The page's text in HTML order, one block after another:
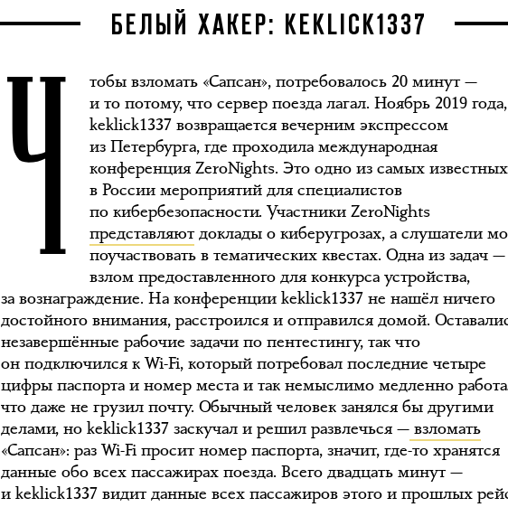
БЕЛЫЙ ХАКЕР: KEKLICK1337
Ч
тобы взломать «Сапсан», потребовалось 20 минут —
и то потому, что сервер поезда лагал. Ноябрь 2019 года,
keklick1337 возвращается вечерним экспрессом
из Петербурга, где проходила международная
конференция ZeroNights. Это одно из самых известных
в России мероприятий для специалистов
по кибербезопасности. Участники ZeroNights
представляютдоклады о киберугрозах, а слушатели
поучаствовать в тематических квестах. Одна из задач —
взлом предоставленного для конкурса устройства,
за вознаграждение. На конференции keklick1337 не нашёл ничего
достойного внимания, расстроился и отправился домой.
незавершённые рабочие задачи по пентестингу, так что
он подключился к Wi-Fi, который потребовал последние четыре
цифры паспорта и номер места и так немыслимо медленно
что даже не грузил почту. Обычный человек занялся бы другими
делами, но keklick1337 заскучал и решил развлечься — взломать
«Сапсан»: раз Wi-Fi просит номер паспорта, значит, где-то хранятся
данные обо всех пассажирах поезда. Всего двадцать минут —
и keklick1337 видит данные всех пассажиров этого и прошлых